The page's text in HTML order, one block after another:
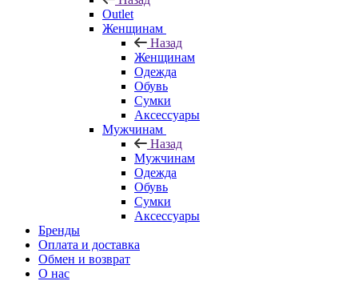
Outlet
Женщинам
Назад
Женщинам
Одежда
Обувь
Сумки
Аксессуары
Мужчинам
Назад
Мужчинам
Одежда
Обувь
Сумки
Аксессуары
Бренды
Оплата и доставка
Обмен и возврат
О нас